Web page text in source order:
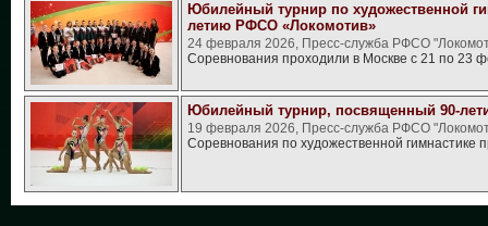
Юбилейный турнир по художественной
летию РФСО «Локомотив»
24 февраля 2026, Пресс-служба РФСО
Соревнования проходили в Москве с 21 по 23
Юбилейный турнир, посвященный 90-
19 февраля 2026, Пресс-служба РФСО
Соревнования по художественной гимнастике